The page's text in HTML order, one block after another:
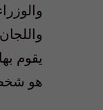
يقوم
هو